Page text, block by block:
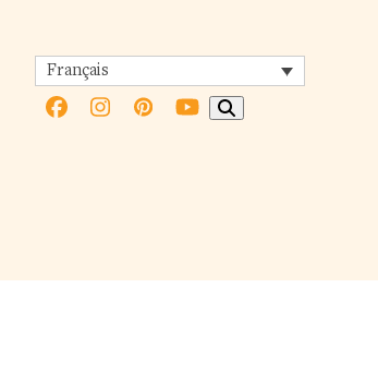
Français
FacebookInstagram
PinterestYouTube